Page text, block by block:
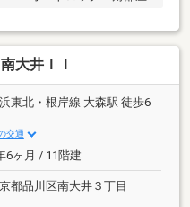
大井ＩＩ
東北・根岸線 大森駅 徒歩6
交通
6ヶ月 / 11階建
都品川区南大井３丁目